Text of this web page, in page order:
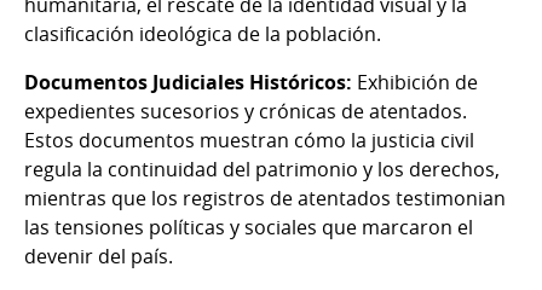
humanitaria, el rescate de la identidad visual y la
clasificación ideológica de la población.
Documentos Judiciales Históricos: Exhibición de
expedientes sucesorios y crónicas de atentados.
Estos documentos muestran cómo la justicia civil
regula la continuidad del patrimonio y los derechos,
mientras que los registros de atentados testimonian
las tensiones políticas y sociales que marcaron el
devenir del país.